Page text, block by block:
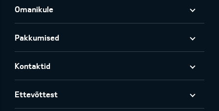
Omanikule
Pakkumised
Kontaktid
Ettevõttest